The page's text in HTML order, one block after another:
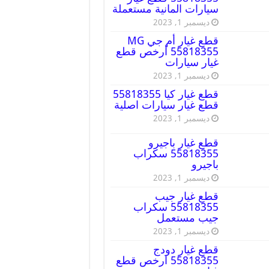
سيارات المانية مستعملة
ديسمبر 1, 2023
قطع غيار أم جي MG
55818355 أرخص قطع
غيار سيارات
ديسمبر 1, 2023
قطع غيار كيا 55818355
قطع غيار سيارات اصلية
ديسمبر 1, 2023
قطع غيار باجيرو
55818355 سكراب
باجيرو
ديسمبر 1, 2023
قطع غيار جيب
55818355 سكراب
جيب مستعمل
ديسمبر 1, 2023
قطع غيار دودج
55818355 ارخص قطع